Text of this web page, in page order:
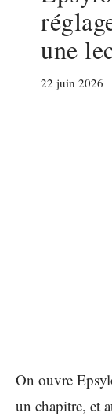
une
22 juin 2026
On ouvre
un chapitre, et